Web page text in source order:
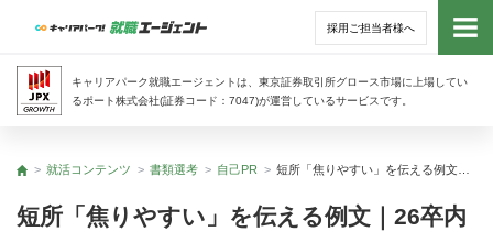
採用ご担当者様へ
キャリアパーク就職エージェントは、東京証券取引所グロース市場に上場してい
るポート株式会社(証券コード：7047)が運営しているサービスです。
トッ
トップ
就活コンテンツ 書類選考 自己PR
短所「焦りやすい」を伝える例文｜26卒内